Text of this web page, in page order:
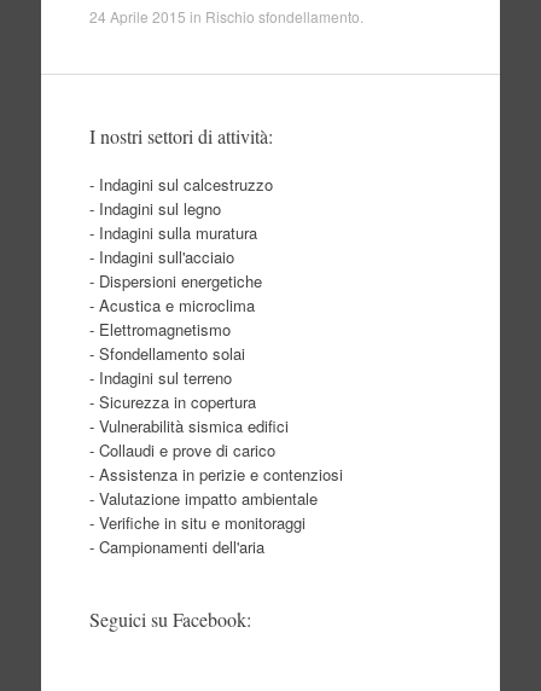
24 Aprile 2015 in Rischio sfondellamento
I nostri settori di attività:
- Indagini sul calcestruzzo
- Indagini sul legno
- Indagini sulla muratura
- Indagini sull'acciaio
- Dispersioni energetiche
- Acustica e microclima
- Elettromagnetismo
- Sfondellamento solai
- Indagini sul terreno
- Sicurezza in copertura
- Vulnerabilità sismica edifici
- Collaudi e prove di carico
- Assistenza in perizie e contenziosi
- Valutazione impatto ambientale
- Verifiche in situ e monitoraggi
- Campionamenti dell'aria
Seguici su Facebook: